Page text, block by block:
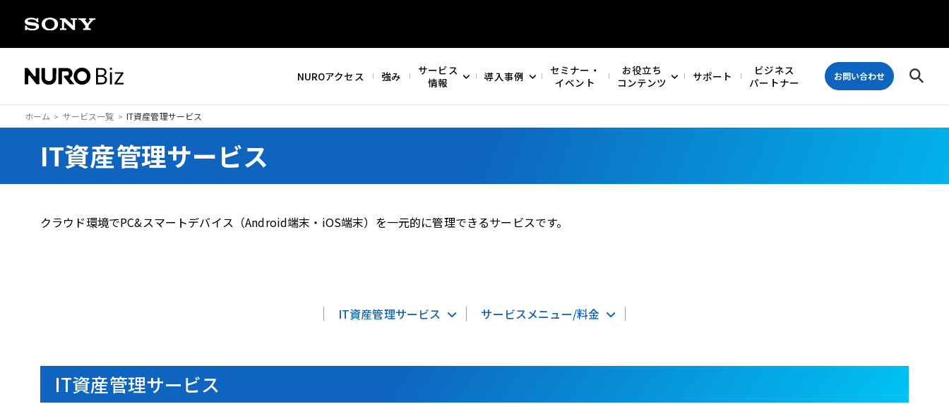
NUROアクセス 強み
サービス
情報
導入事例
セミナー・
イベント
お役立ち
コンテンツ
サポート
ビジネス
パートナー
お問い合わせ
ホーム サービス一覧 IT資産管理サービス
IT資産管理サービス
クラウド環境でPC&スマートデバイス（Android端末・iOS端末）を一元的に管理できるサービスです。
IT資産管理サービス サービスメニュー/料金
IT資産管理サービス